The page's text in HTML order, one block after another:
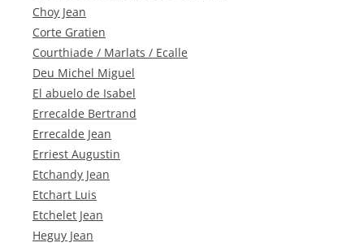
Choy Jean
Corte Gratien
Courthiade / Marlats / Ecalle
Deu Michel Miguel
El abuelo de Isabel
Errecalde Bertrand
Errecalde Jean
Erriest Augustin
Etchandy Jean
Etchart Luis
Etchelet Jean
Heguy Jean